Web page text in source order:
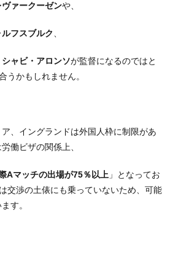
ヴァークーゼンや、
ルフスブルク
シャビ・アロンソが監督になるのではと
うかもしれません。
、イングランドは外国人枠に制限があ
働ビザの関係上、
Aマッチの出場が75％以上 」となってお
交渉の土俵にも乗っていないため、可能
す。